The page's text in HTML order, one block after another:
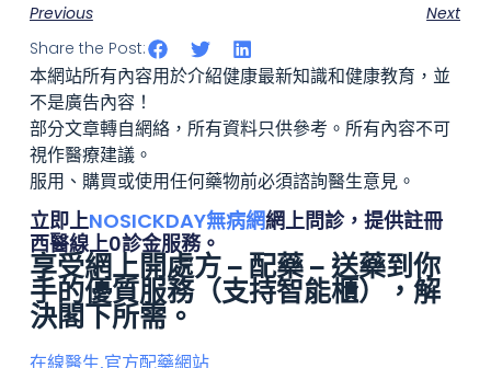
Previous
Next
Share the Post:
本網站所有內容用於介紹健康最新知識和健康教育，並
不是廣告內容！
部分文章轉自網絡，所有資料只供參考。所有內容不可
視作醫療建議。
服用、購買或使用任何藥物前必須諮詢醫生意見。
立即上NOSICKDAY無病網網上問診，提供註冊
西醫線上0診金服務。
享受網上開處方 – 配藥 – 送藥到你
手的優質服務（支持智能櫃），解
決閣下所需。
在線醫生,官方配藥網站